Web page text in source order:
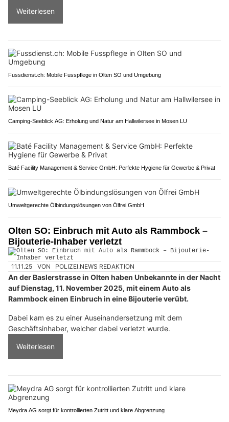
Weiterlesen
Fussdienst.ch: Mobile Fusspflege in Olten SO und Umgebung
Camping-Seeblick AG: Erholung und Natur am Hallwilersee in Mosen LU
Baté Facility Management & Service GmbH: Perfekte Hygiene für Gewerbe & Privat
Umweltgerechte Ölbindungslösungen von Ölfrei GmbH
Olten SO: Einbruch mit Auto als Rammbock –
Bijouterie-Inhaber verletzt
11.11.25 VON POLIZEI.NEWS REDAKTION
An der Baslerstrasse in Olten haben Unbekannte in der Nacht
auf Dienstag, 11. November 2025, mit einem Auto als
Rammbock einen Einbruch in eine Bijouterie verübt.
Dabei kam es zu einer Auseinandersetzung mit dem
Geschäftsinhaber, welcher dabei verletzt wurde.
Weiterlesen
Meydra AG sorgt für kontrollierten Zutritt und klare Abgrenzung